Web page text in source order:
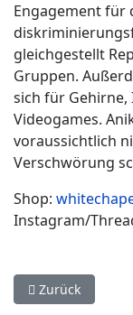
Engagement für
gleichgestellt
Gruppen.
sich für Gehirne,
Videogames.
voraussichtlich
Verschwörung
Shop:
Instagram/
Vorheriger
Zurück